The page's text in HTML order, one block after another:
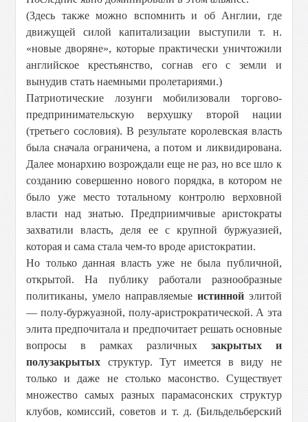
(Здесь также можно вспомнить и об Англии, где
движущей силой капитализации выступили т. н.
«новые дворяне», которые практически уничтожили
английское крестьянство, согнав его с земли и
вынудив стать наемными пролетариями.)
Патриотические лозунги мобилизовали торгово-
предпринимательскую верхушку второй нации
(третьего сословия). В результате королевская власть
была сначала ограничена, а потом и ликвидирована.
Далее монархию возрождали еще не раз, но все шло к
созданию совершенно нового порядка, в котором не
было уже место тотальному контролю верховной
власти над знатью. Предприимчивые аристократы
захватили власть, деля ее с крупной буржуазией,
которая и сама стала чем-то вроде аристократии.
Но только данная власть уже не была публичной,
открытой. На публику работали разнообразные
политиканы, умело направляемые истиннойэлитой
— полу-буржуазной, полу-аристрократической. А эта
элита предпочитала и предпочитает решать основные
вопросы в рамках различных закрытых и
полузакрытых структур. Тут имеется в виду не
только и даже не столько масонство. Существует
множество самых разных парамасонских структур
клубов, комиссий, советов и т. д. (Бильдельберский